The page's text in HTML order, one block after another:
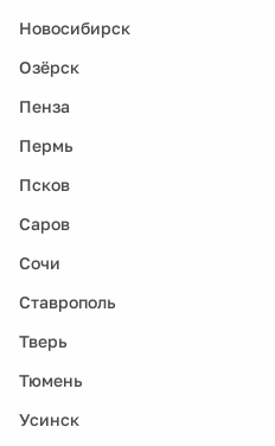
Новосибирск
Озёрск
Пенза
Пермь
Псков
Саров
Сочи
Ставрополь
Тверь
Тюмень
Усинск